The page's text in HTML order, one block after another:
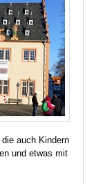
auch Kindern
und etwas mit